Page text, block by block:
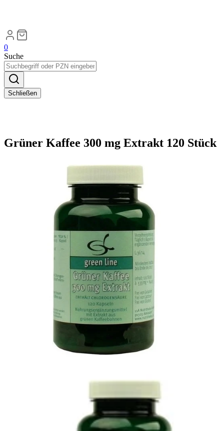
0
Suche
Schließen
Grüner Kaffee 300 mg Extrakt 120 Stück